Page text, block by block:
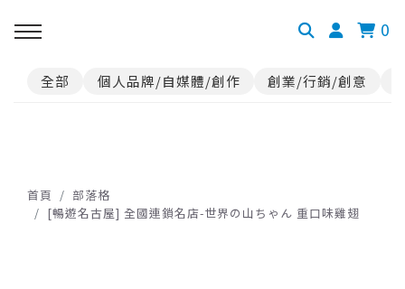
0
全部 個人品牌/自媒體/創作 創業/行銷/創意
首頁
部落格
[暢遊名古屋] 全國連鎖名店-世界の山ちゃん 重口味雞翅